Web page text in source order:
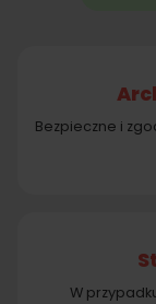
Bezpieczne i
W